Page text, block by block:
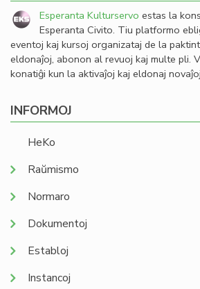
Esperanta Kulturservo estas la
Esperanta Civito. Tiu platformo
eventoj kaj kursoj organizataj de la
eldonaĵoj, abonon al revuoj kaj multe pli.
konatiĝi kun la aktivaĵoj kaj eldonaj
INFORMOJ
HeKo
Raŭmismo
Normaro
Dokumentoj
Establoj
Instancoj